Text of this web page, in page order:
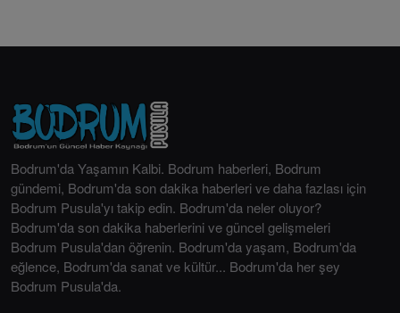
Bodrum'da Yaşamın Kalbi. Bodrum haberleri, Bodrum
gündemi, Bodrum'da son dakika haberleri ve daha fazlası için
Bodrum Pusula'yı takip edin. Bodrum'da neler oluyor?
Bodrum'da son dakika haberlerini ve güncel gelişmeleri
Bodrum Pusula'dan öğrenin. Bodrum'da yaşam, Bodrum'da
eğlence, Bodrum'da sanat ve kültür... Bodrum'da her şey
Bodrum Pusula'da.